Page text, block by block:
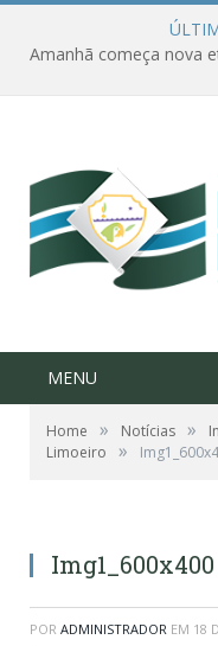
MENU
Home » Notícias »
Limoeiro
»
Img1_600x400
POR ADMINISTRADOR EM 18